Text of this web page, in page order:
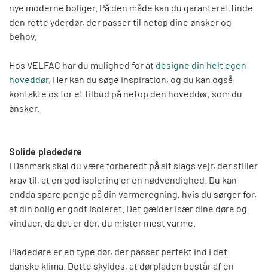
nye moderne boliger. På den måde kan du garanteret finde
den rette yderdør, der passer til netop dine ønsker og
behov.
Hos VELFAC har du mulighed for at designe din helt egen
hoveddør. Her kan du søge inspiration, og du kan også
kontakte os for et tilbud på netop den hoveddør, som du
ønsker.
Solide pladedøre
I Danmark skal du være forberedt på alt slags vejr, der stiller
krav til, at en god isolering er en nødvendighed. Du kan
endda spare penge på din varmeregning, hvis du sørger for,
at din bolig er godt isoleret. Det gælder især dine døre og
vinduer, da det er der, du mister mest varme.
Pladedøre er en type dør, der passer perfekt ind i det
danske klima. Dette skyldes, at dørpladen består af en